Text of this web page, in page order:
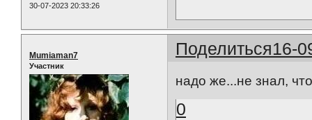
30-07-2023 20:33:26
Поделиться16-
Mumiaman7
Участник
надо же...не знал,
0